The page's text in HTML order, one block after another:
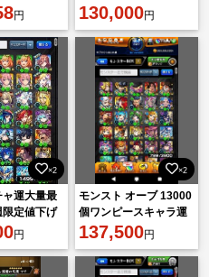
恒常所持
円 130,000円
×2
ャ運大量最
定値下げ
円
×2
モンスト オーブ 13000
個ワンピースキャラ運
極多数 限定キャラ115
137,500円